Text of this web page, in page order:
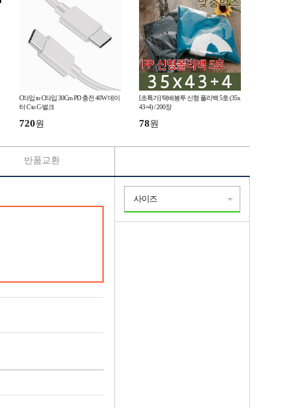
C타입 to C타입 30Cm PD 충전 40W 데이
터 C to C-벌크
720원
[초특가] 택배봉투 신형 폴리백 5호 (35x
43+4) / 200장
78원
반품교환
사이즈